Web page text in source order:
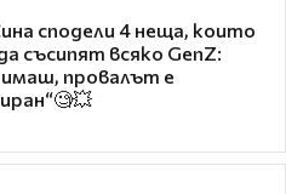
сподели 4 неща, които
съсипят всяко GenZ:
имаш, провалът е